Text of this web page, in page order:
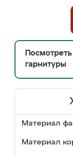
гарнитуры
Материал
Материал